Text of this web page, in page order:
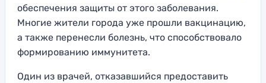
обеспечения защиты от этого заболевания.
Многие жители города уже прошли вакцинацию,
а также перенесли болезнь, что способствовало
формированию иммунитета.
Один из врачей, отказавшийся предоставить